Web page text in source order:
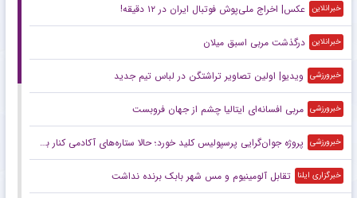
خبرانلاین عکس| اخراج ملی‌پوش فوتبال ایران در ۱۲ دقیقه!
خبرانلاین درگذشت مربی اسبق میلان
خبرورزشی ویدیو| اولین تصاویر تراشتگن در لباس تیم جدید
خبرورزشی مربی افسانه‌ای ایتالیا چشم از جهان فروبست
خبرورزشی پروژه جوان‌گرایی پرسپولیس کلید خورد؛ حالا ستاره‌های آکادمی کنار بزرگسالان تمرین می‌کنند
خبرگزاری ایلنا تقابل آلومینیوم و مس شهر بابک برنده نداشت